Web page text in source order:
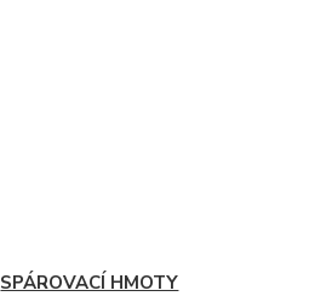
SPÁROVACÍ HMOTY